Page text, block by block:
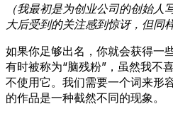
（我最初是为创业公司的创始
大后受到的关注感到惊讶，但同
如果你足够出名，你就会获得一
有时被称为“脑残粉”，虽然我不
不使用它。我们需要一个词来形
的作品是一种截然不同的现象。